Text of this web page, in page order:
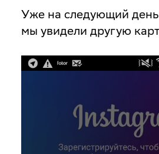
Уже на следующий
мы увидели другую